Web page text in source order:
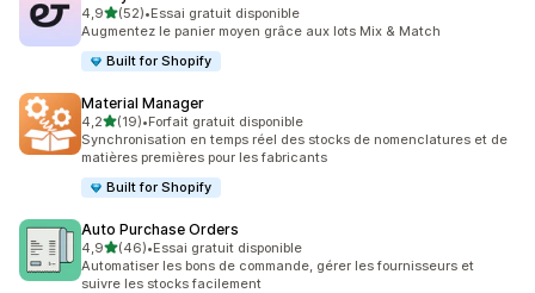
4,9étoile(s) sur 5
(52)
52 avis au total
•Essai gratuit disponible
Augmentez le panier moyen grâce aux lots Mix & Match
Built for Shopify
Material Manager
4,2étoile(s) sur 5
(19)
19 avis au total
•Forfait gratuit disponible
Synchronisation en temps réel des stocks de nomenclatures et de
matières premières pour les fabricants
Built for Shopify
Auto Purchase Orders
4,9étoile(s) sur 5
(46)
46 avis au total
•Essai gratuit disponible
Automatiser les bons de commande, gérer les fournisseurs et
suivre les stocks facilement